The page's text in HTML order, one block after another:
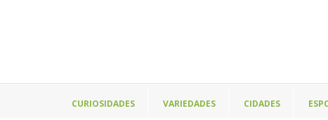
CURIOSIDADES VARIEDADES CIDADES